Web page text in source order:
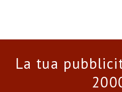
La tua